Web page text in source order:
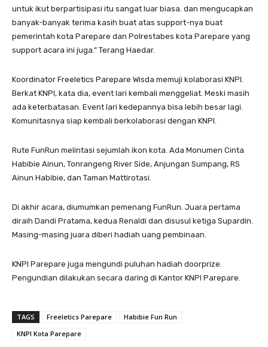
untuk ikut berpartisipasi itu sangat luar biasa. dan mengucapkan
banyak-banyak terima kasih buat atas support-nya buat
pemerintah kota Parepare dan Polrestabes kota Parepare yang
support acara ini juga.” Terang Haedar.
Koordinator Freeletics Parepare Wisda memuji kolaborasi KNPI.
Berkat KNPI, kata dia, event lari kembali menggeliat. Meski masih
ada keterbatasan. Event lari kedepannya bisa lebih besar lagi.
Komunitasnya siap kembali berkolaborasi dengan KNPI.
Rute FunRun melintasi sejumlah ikon kota. Ada Monumen Cinta
Habibie Ainun, Tonrangeng River Side, Anjungan Sumpang, RS
Ainun Habibie, dan Taman Mattirotasi.
Di akhir acara, diumumkan pemenang FunRun. Juara pertama
diraih Dandi Pratama, kedua Renaldi dan disusul ketiga Supardin.
Masing-masing juara diberi hadiah uang pembinaan.
KNPI Parepare juga mengundi puluhan hadiah doorprize.
Pengundian dilakukan secara daring di Kantor KNPI Parepare.
TAGS Freeletics Parepare
Habibie Fun Run
KNPI Kota Parepare